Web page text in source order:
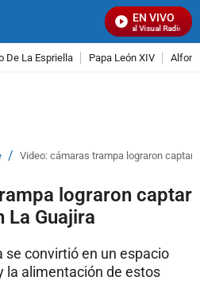
EN VIVO
Señal Visual Radio
De La Espriella Papa León XIV
/ Video: cámaras trampa lograron captar
lograron captar
La Guajira
se convirtió en un espacio
la alimentación de estos